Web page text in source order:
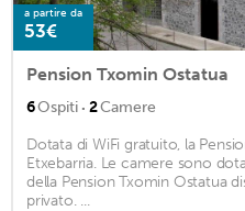
a partire da
53€
Pension Txomin Ostatua
6Ospiti · 2Camere
Dotata di WiFi gratuito, la
Etxebarria. Le camere sono
della Pension Txomin Ostatua
privato. ...